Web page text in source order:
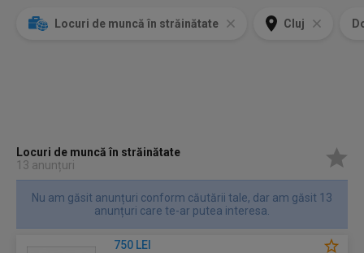
Locuri de muncă în străinătate Cluj
Locuri de muncă în străinătate
13 anunțuri
Nu am găsit anunțuri conform căutării tale, dar am găsit 13
anunțuri care te-ar putea interesa.
750 LEI